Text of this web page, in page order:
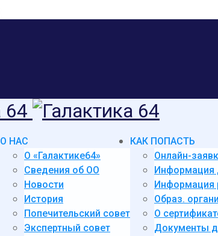
О НАС
О «Галактике64»
Сведения об ОО
Новости
История
Попечительский совет
Экспертный совет
КАК ПОПАСТЬ
Онлайн-
Информация
Информация
Образ.
О
Документы